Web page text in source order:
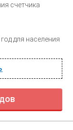
счетчика
для населения